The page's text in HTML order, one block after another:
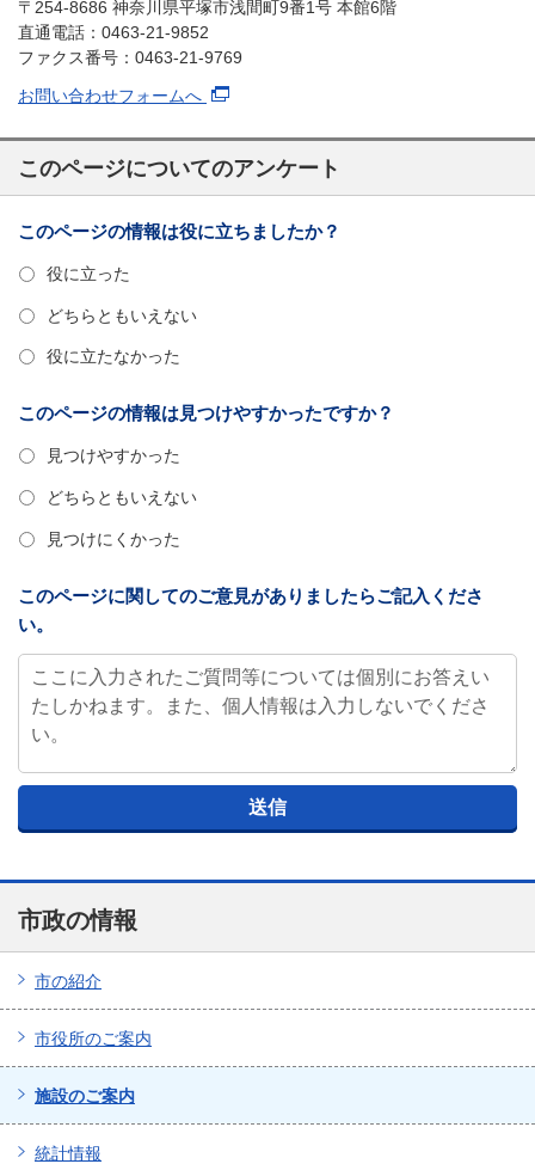
〒254-8686 神奈川県平塚市浅間町9番1号 本館6階
直通電話：0463-21-9852
ファクス番号：0463-21-9769
お問い合わせフォームへ
このページについてのアンケート
このページの情報は役に立ちましたか？
役に立った
どちらともいえない
役に立たなかった
このページの情報は見つけやすかったですか？
見つけやすかった
どちらともいえない
見つけにくかった
このページに関してのご意見がありましたらご記入くださ
い。
市政の情報
市の紹介
市役所のご案内
施設のご案内
統計情報